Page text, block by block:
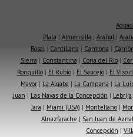
Plata | Almensilla | Arahal|
Rosal| Cantillana | Carmona |
Sierra | Constantina | Coria del Río|
Ronquillo| El Rubio| El Saucejo| El Viso
Mayor | La Algaba | La Campana | La
Juan | Las Navas de la Concepción | Lebrija
Jara | Miami (USA) | Montellano|
Alnazfarache | San Juan de
Concepción |